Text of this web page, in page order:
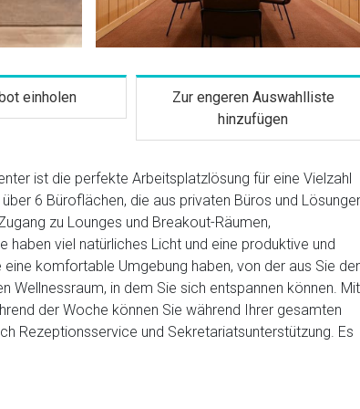
einholen
Zur engeren Auswahlliste
hinzufügen
ist die perfekte Arbeitsplatzlösung für eine Vielzahl
6 Büroflächen, die aus privaten Büros und
zu Lounges und Breakout-Räumen,
haben viel natürliches Licht und eine produktive und
komfortable Umgebung haben, von der aus Sie
Wellnessraum, in dem Sie sich entspannen können. Mit
der Woche können Sie während Ihrer gesamten
Rezeptionsservice und Sekretariatsunterstützung. Es